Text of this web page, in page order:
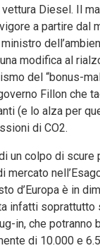
Diesel. Il
a partire dal
modifica al
del “bonus-
Fillon che
(e lo alza per
di CO2.
un colpo di scure
mercato
d’Europa è in
infatti soprattutto
in, che potranno
di 10.000 e